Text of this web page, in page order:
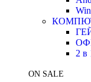
2 в
ON SALE